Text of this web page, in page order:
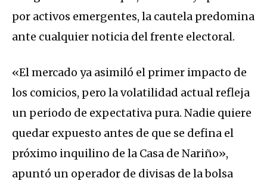
por activos emergentes, la cautela predomina
ante cualquier noticia del frente electoral.
«El mercado ya asimiló el primer impacto de
los comicios, pero la volatilidad actual refleja
un periodo de expectativa pura. Nadie quiere
quedar expuesto antes de que se defina el
próximo inquilino de la Casa de Nariño»,
apuntó un operador de divisas de la bolsa